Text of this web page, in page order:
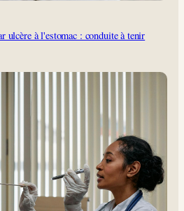
ulcère à l'estomac : conduite à tenir